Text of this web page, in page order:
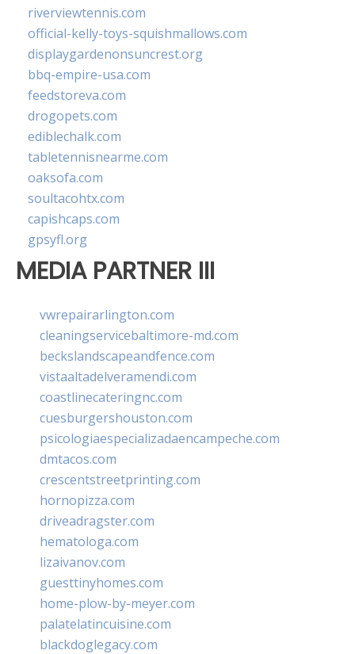
riverviewtennis.com
official-kelly-toys-squishmallows.com
displaygardenonsuncrest.org
bbq-empire-usa.com
feedstoreva.com
drogopets.com
ediblechalk.com
tabletennisnearme.com
oaksofa.com
soultacohtx.com
capishcaps.com
gpsyfl.org
MEDIA PARTNER III
vwrepairarlington.com
cleaningservicebaltimore-md.com
beckslandscapeandfence.com
vistaaltadelveramendi.com
coastlinecateringnc.com
cuesburgershouston.com
psicologiaespecializadaencampeche.com
dmtacos.com
crescentstreetprinting.com
hornopizza.com
driveadragster.com
hematologa.com
lizaivanov.com
guesttinyhomes.com
home-plow-by-meyer.com
palatelatincuisine.com
blackdoglegacy.com